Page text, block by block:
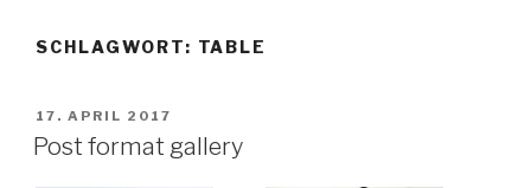
SCHLAGWORT: TABLE
VERÖFFENTLICHT
AM
17. APRIL 2017
Post format gallery